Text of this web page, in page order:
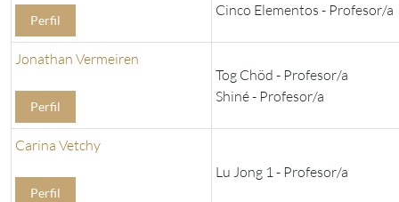
Perfil
Cinco Elementos - Profesor/a
Jonathan Vermeiren
Perfil
Tog Chöd - Profesor/a
Shiné - Profesor/a
Carina Vetchy
Perfil
Lu Jong 1 - Profesor/a